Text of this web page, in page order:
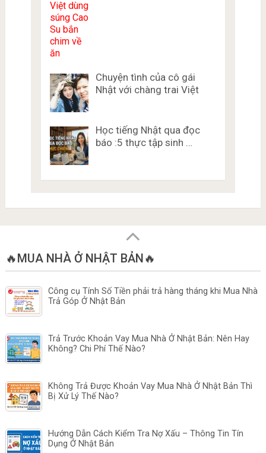
Chuyện tình của cô gái
Nhật với chàng trai Việt
Học tiếng Nhật qua đọc
báo :5 thực tập sinh …
🔥MUA NHÀ Ở NHẬT BẢN🔥
Công cụ Tính Số Tiền phải trả hàng tháng khi Mua Nhà
Trả Góp Ở Nhật Bản
Trả Trước Khoản Vay Mua Nhà Ở Nhật Bản: Nên Hay
Không? Chi Phí Thế Nào?
Không Trả Được Khoản Vay Mua Nhà Ở Nhật Bản Thì
Bị Xử Lý Thế Nào?
Hướng Dẫn Cách Kiểm Tra Nợ Xấu – Thông Tin Tín
Dụng Ở Nhật Bản